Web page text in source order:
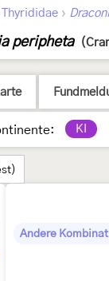
Thyrididae ›
peripheta
KI
Andere